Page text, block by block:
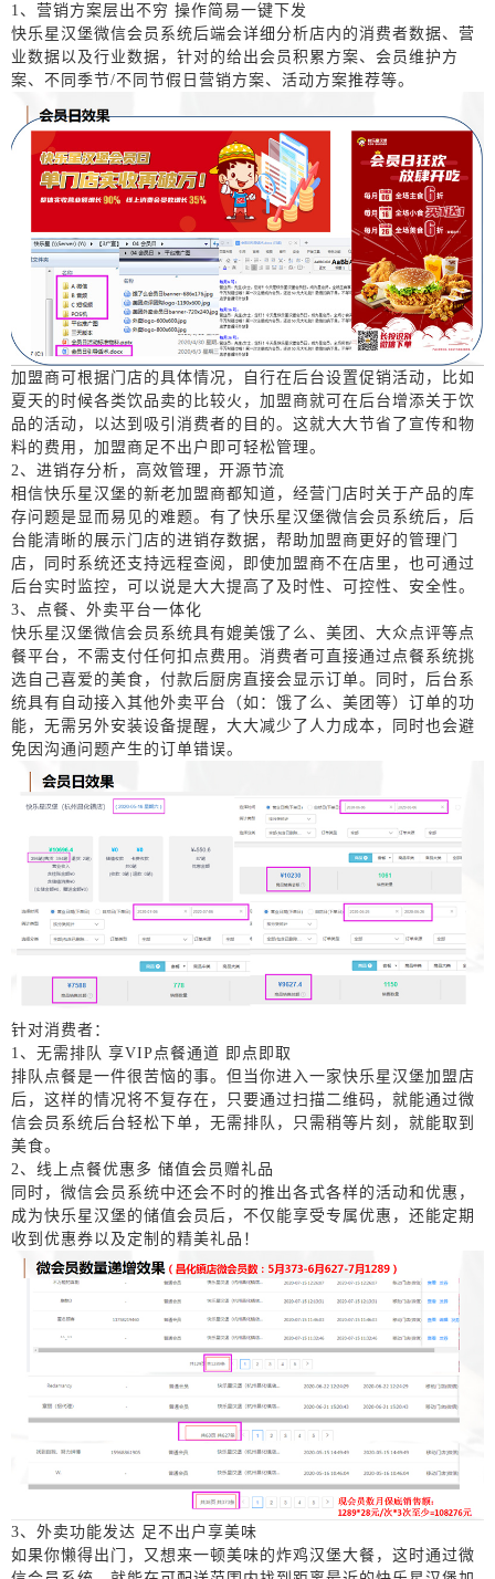
1、 营销方案层出不穷 操作简易一键下发
快乐星汉堡微信会员系统后端会详细分析店内的消费者数据、营
业数据以及行业数据，针对的给出会员积累方案、会员维护方
案、不同季节/不同节假日营销方案、活动方案推荐等。
加盟商可根据门店的具体情况，自行在后台设置促销活动，比如
夏天的时候各类饮品卖的比较火，加盟商就可在后台增添关于饮
品的活动，以达到吸引消费者的目的。这就大大节省了宣传和物
料的费用，加盟商足不出户即可轻松管理。
2、 进销存分析，高效管理，开源节流
相信快乐星汉堡的新老加盟商都知道，经营门店时关于产品的库
存问题是显而易见的难题。有了快乐星汉堡微信会员系统后，后
台能清晰的展示门店的进销存数据，帮助加盟商更好的管理门
店，同时系统还支持远程查阅，即使加盟商不在店里，也可通过
后台实时监控，可以说是大大提高了及时性、可控性、安全性。
3、点餐、外卖平台一体化
快乐星汉堡微信会员系统具有媲美饿了么、美团、大众点评等点
餐平台，不需支付任何扣点费用。消费者可直接通过点餐系统挑
选自己喜爱的美食，付款后厨房直接会显示订单。同时，后台系
统具有自动接入其他外卖平台（如：饿了么、美团等）订单的功
能，无需另外安装设备提醒，大大减少了人力成本，同时也会避
免因沟通问题产生的订单错误。
针对消费者：
1、 无需排队 享VIP 点餐通道 即点即取
排队点餐是一件很苦恼的事。 但 当你进入一家快乐星汉堡加盟店
后，这样的情况将不复存在，只要通过扫描二维码，就能通过微
信会员系统后台轻松下单， 无需排队，只需稍等片刻，就能取到
美食。
2、 线上点餐优惠多 储值会员赠礼品
同时，微信会员系统中还会不时的推出各式各样的活动和优惠，
成为快乐星汉堡的储值会员后，不仅能享受专属优惠， 还能定期
收到优惠券以及定制的精美礼品 ！
3、外卖功能发达 足不出户享美味
如果你懒得出门
，又想来一顿美味的炸鸡汉堡大餐，这时通过微